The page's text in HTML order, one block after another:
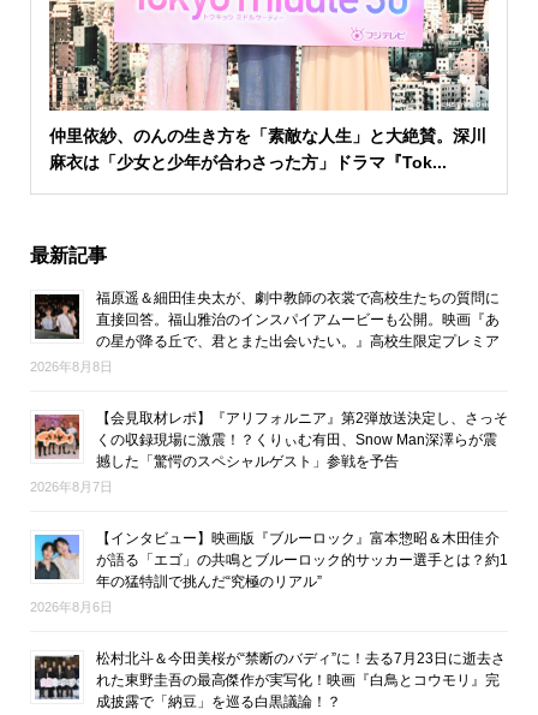
仲里依紗、のんの生き方を「素敵な人生」と大絶賛。深川
麻衣は「少女と少年が合わさった方」ドラマ『Tok...
最新記事
福原遥＆細田佳央太が、劇中教師の衣裳で高校生たちの質問に
直接回答。福山雅治のインスパイアムービーも公開。映画『あ
の星が降る丘で、君とまた出会いたい。』高校生限定プレミア
2026年8月8日
【会見取材レポ】『アリフォルニア』第2弾放送決定し、さっそ
くの収録現場に激震！？くりぃむ有田、Snow Man深澤らが震
撼した「驚愕のスペシャルゲスト」参戦を予告
2026年8月7日
【インタビュー】映画版『ブルーロック』富本惣昭＆木田佳介
が語る「エゴ」の共鳴とブルーロック的サッカー選手とは？約1
年の猛特訓で挑んだ“究極のリアル”
2026年8月6日
松村北斗＆今田美桜が“禁断のバディ”に！去る7月23日に逝去さ
れた東野圭吾の最高傑作が実写化！映画『白鳥とコウモリ』完
成披露で「納豆」を巡る白黒議論！？